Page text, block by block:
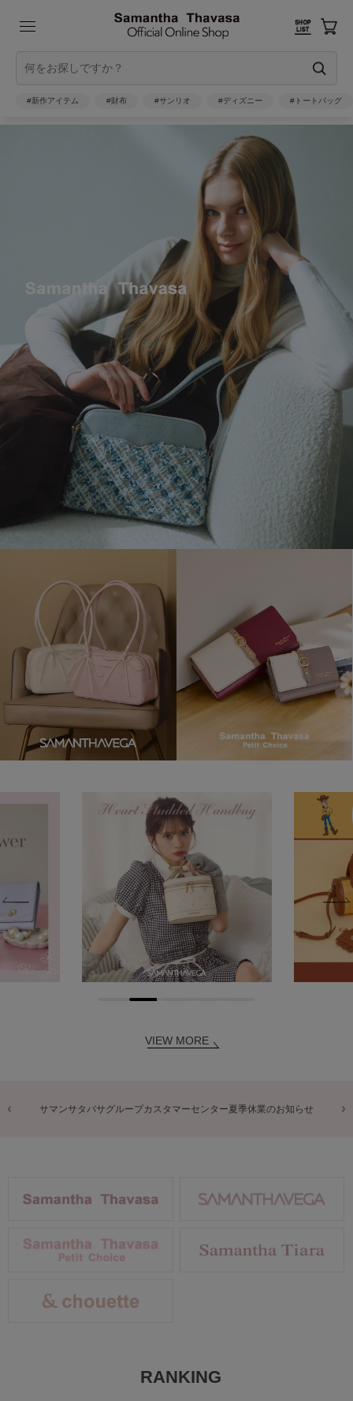
#新作アイテム #財布 #サンリオ #ディズニー #トートバッグ
VIEW MORE
商品に関するお詫びとお知らせ
RANKING